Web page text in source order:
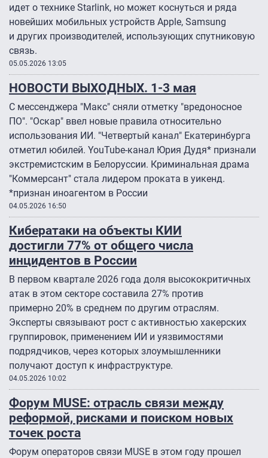
идет о технике Starlink, но может коснуться и ряда
новейших мобильных устройств Apple, Samsung
и других производителей, использующих спутниковую
связь.
05.05.2026 13:05
НОВОСТИ ВЫХОДНЫХ. 1-3 мая
С мессенджера "Макс" сняли отметку "вредоносное
ПО". "Оскар" ввел новые правила относительно
использования ИИ. "Четвертый канал" Екатеринбурга
отметил юбилей. YouTube-канал Юрия Дудя* признали
экстремистским в Белоруссии. Криминальная драма
"Коммерсант" стала лидером проката в уикенд.
*признан иноагентом в России
04.05.2026 16:50
Кибератаки на объекты КИИ
достигли 77% от общего числа
инцидентов в России
В первом квартале 2026 года доля высококритичных
атак в этом секторе составила 27% против
примерно 20% в среднем по другим отраслям.
Эксперты связывают рост с активностью хакерских
группировок, применением ИИ и уязвимостями
подрядчиков, через которых злоумышленники
получают доступ к инфраструктуре.
04.05.2026 10:02
Форум MUSE: отрасль связи между
реформой, рисками и поиском новых
точек роста
Форум операторов связи MUSE в этом году прошел